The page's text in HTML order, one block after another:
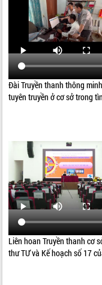
Đài Truyền thanh thông
tuyên truyền ở cơ sở trong
Liên hoan Truyền thanh cơ
thư TƯ và Kế hoạch số 17